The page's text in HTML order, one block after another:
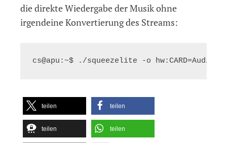
die direkte Wiedergabe der Musik ohne
irgendeine Konvertierung des Streams:
teilen teilen
teilen teilen